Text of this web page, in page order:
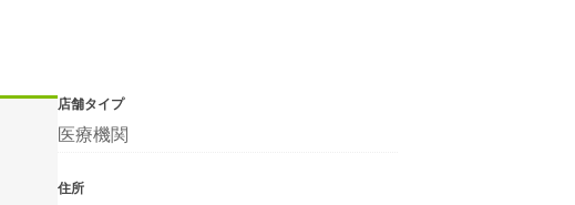
店舗タイプ
医療機関
住所